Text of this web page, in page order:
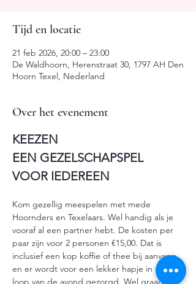
Tijd en locatie
21 feb 2026, 20:00 – 23:00
De Waldhoorn, Herenstraat 30, 1797 AH Den
Hoorn Texel, Nederland
Over het evenement
KEEZEN
EEN GEZELSCHAPSPEL
VOOR IEDEREEN
Kom gezellig meespelen met mede
Hoornders en Texelaars. Wel handig als je
vooraf al een partner hebt. De kosten per
paar zijn voor 2 personen €15,00. Dat is
inclusief een kop koffie of thee bij aanvang
en er wordt voor een lekker hapje in de
loop van de avond gezorgd. Wel graag van